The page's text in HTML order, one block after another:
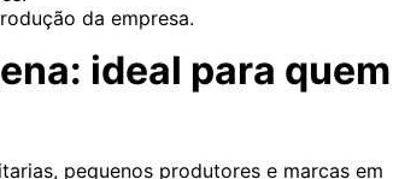
da empresa.
ideal para quem
pequenos produtores e marcas em